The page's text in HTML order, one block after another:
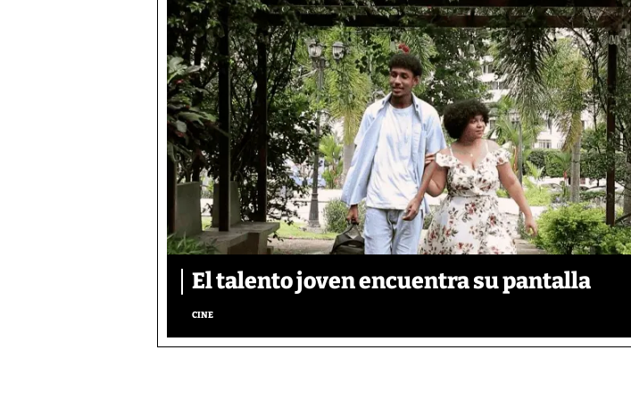
El talento joven encuentra su pantalla​
CINE